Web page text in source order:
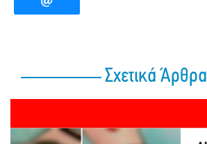
Σχετικά Άρθρα